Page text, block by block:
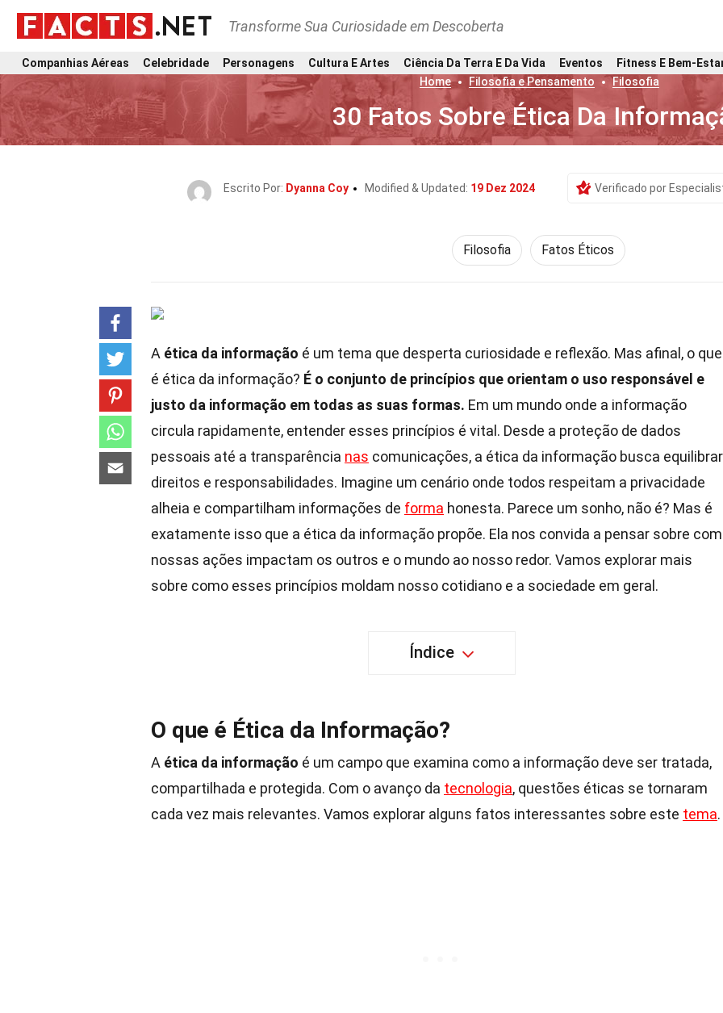
Transforme Sua Curiosidade em Descoberta
Companhias Aéreas Celebridade Personagens Cultura E Artes Ciência Da Terra E Da Vida Eventos
Fitness E Bem-
Home
Filosofia e Pensamento Filosofia
30 Fatos Sobre Ética Da
Escrito Por: Dyanna Coy Modified & Updated: 19 Dez 2024 Verificado por
Filosofia Fatos Éticos
A ética da informação é um tema que desperta curiosidade e reflexão. Mas afinal, o que
é ética da informação? É o conjunto de princípios que orientam o uso responsável e
justo da informação em todas as suas formas. Em um mundo onde a informação
circula rapidamente, entender esses princípios é vital. Desde a proteção de dados
pessoais até a transparência nas comunicações, a ética da informação busca equilibrar
direitos e responsabilidades. Imagine um cenário onde todos respeitam a privacidade
alheia e compartilham informações de forma honesta. Parece um sonho, não é? Mas é
exatamente isso que a ética da informação propõe. Ela nos convida a pensar sobre
nossas ações impactam os outros e o mundo ao nosso redor. Vamos explorar mais
sobre como esses princípios moldam nosso cotidiano e a sociedade em geral.
Índice
O que é Ética da Informação?
A ética da informação é um campo que examina como a informação deve ser tratada,
compartilhada e protegida. Com o avanço da tecnologia, questões éticas se tornaram
cada vez mais relevantes. Vamos explorar alguns fatos interessantes sobre este tema.